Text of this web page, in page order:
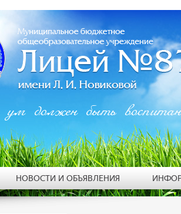
ум должен быть
НОВОСТИ И ОБЪЯВЛЕНИЯ